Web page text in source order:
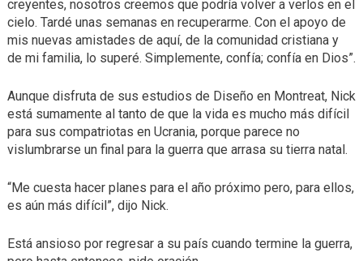
creyentes, nosotros creemos que podría volver a verlos en el
cielo. Tardé unas semanas en recuperarme. Con el apoyo de
mis nuevas amistades de aquí, de la comunidad cristiana y
de mi familia, lo superé. Simplemente, confía; confía en Dios”.
Aunque disfruta de sus estudios de Diseño en Montreat, Nick
está sumamente al tanto de que la vida es mucho más difícil
para sus compatriotas en Ucrania, porque parece no
vislumbrarse un final para la guerra que arrasa su tierra natal.
“Me cuesta hacer planes para el año próximo pero, para ellos,
es aún más difícil”, dijo Nick.
Está ansioso por regresar a su país cuando termine la guerra,